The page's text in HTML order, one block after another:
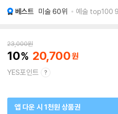
베스트 미술 60위 예술 top100
23,000원
10 20,700
YES포인트
앱 다운 시 1천원 상품권